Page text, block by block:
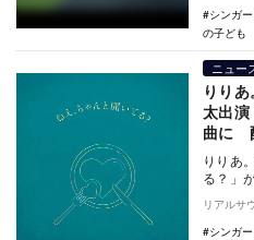
シンガ
の子ども
ニュー
りり
太出
曲に
りりあ
る？」
『あの
ニング
リアルサ
シンガ